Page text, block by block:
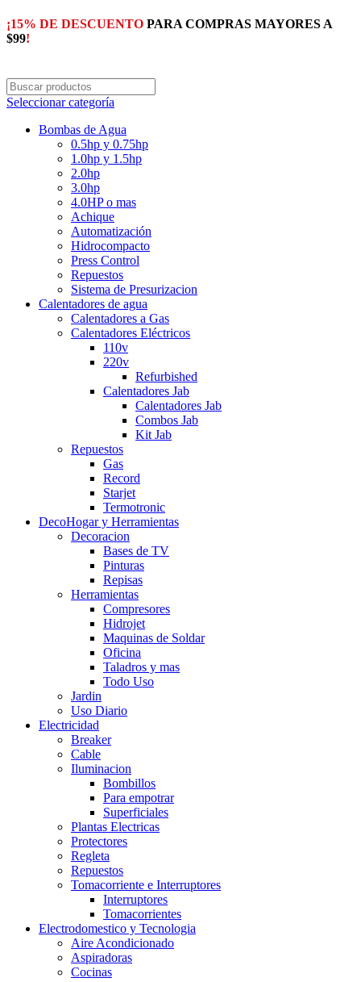
¡15% DE DESCUENTO PARA COMPRAS MAYORES A
$99!
Seleccionar categoría
Bombas de Agua
0.5hp y 0.75hp
1.0hp y 1.5hp
2.0hp
3.0hp
4.0HP o mas
Achique
Automatización
Hidrocompacto
Press Control
Repuestos
Sistema de Presurizacion
Calentadores de agua
Calentadores a Gas
Calentadores Eléctricos
110v
220v
Refurbished
Calentadores Jab
Calentadores Jab
Combos Jab
Kit Jab
Repuestos
Gas
Record
Starjet
Termotronic
DecoHogar y Herramientas
Decoracion
Bases de TV
Pinturas
Repisas
Herramientas
Compresores
Hidrojet
Maquinas de Soldar
Oficina
Taladros y mas
Todo Uso
Jardin
Uso Diario
Electricidad
Breaker
Cable
Iluminacion
Bombillos
Para empotrar
Superficiales
Plantas Electricas
Protectores
Regleta
Repuestos
Tomacorriente e Interruptores
Interruptores
Tomacorrientes
Electrodomestico y Tecnologia
Aire Acondicionado
Aspiradoras
Cocinas